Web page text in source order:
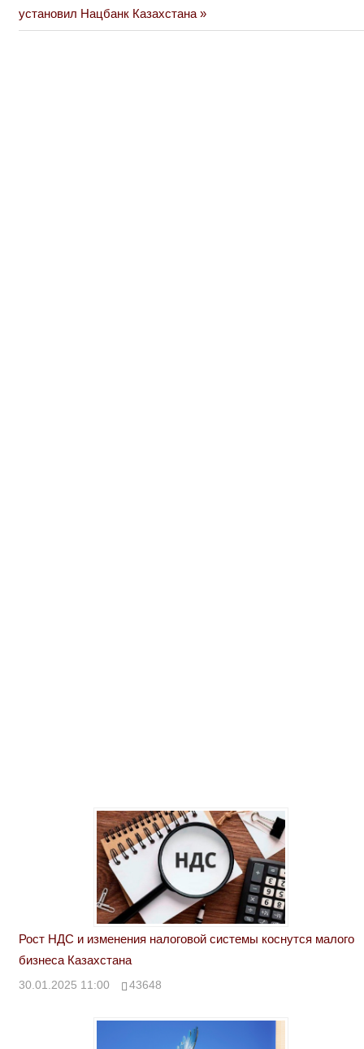
записям
Post:
установил Нацбанк Казахстана
Рост НДС и изменения налоговой системы коснутся малого
бизнеса Казахстана
30.01.2025 11:00 43648